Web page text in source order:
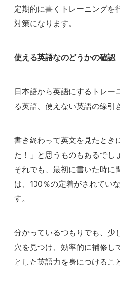
定期的に書くトレーニングを
対策になります。
使える英語なのどうかの確認
日本語から英語にするトレー
る英語、使えない英語の線引
書き終わって英文を見たとき
た！」と思うものもあるでし
それでも、最初に書いた時に
は、100％の定着がされてい
す。
分かっているつもりでも、少
穴を見つけ、効率的に補修し
とした英語力を身につけるこ